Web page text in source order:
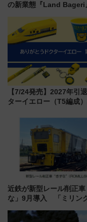
の新業態『Land Bageri
【7/24発売】2027年引
ターイエロー（T5編成
売店舗まとめ
近鉄が新型レール削正
な」9月導入 「ミリン
化！安全性や乗り心地の